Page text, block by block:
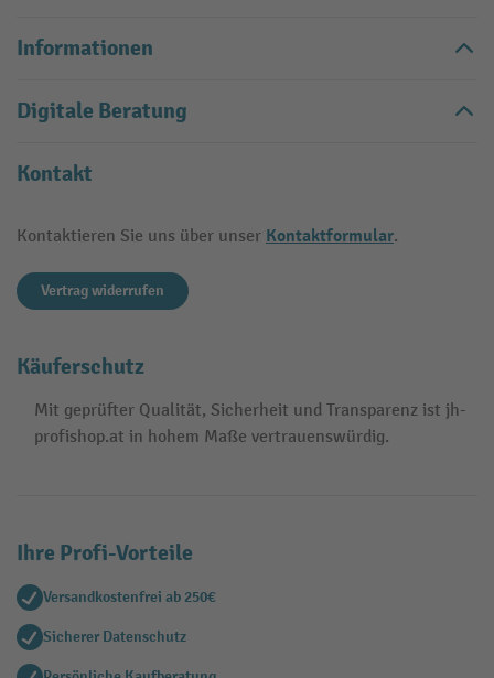
Informationen
Digitale Beratung
Kontakt
Kontaktieren Sie uns über unser Kontaktformular.
Vertrag widerrufen
Käuferschutz
Mit geprüfter Qualität, Sicherheit und Transparenz ist jh-
profishop.at in hohem Maße vertrauenswürdig.
Ihre Profi-Vorteile
Versandkostenfrei ab 250€
Sicherer Datenschutz